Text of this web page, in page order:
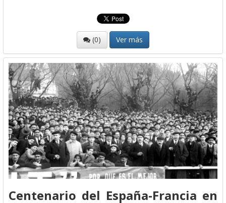
(0) Ver más
Centenario del España-Francia en